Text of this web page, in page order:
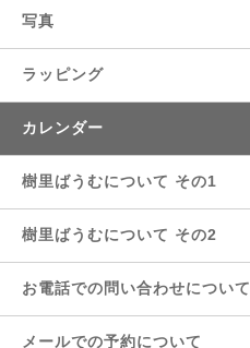
写真
ラッピング
カレンダー
樹里ばうむについて その1
樹里ばうむについて その2
お電話での問い合わせについて
メールでの予約について